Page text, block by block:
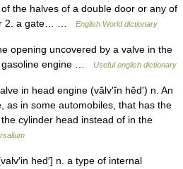
the halves of a double door or any of
2. a gate… …
English World dictionary
opening uncovered by a valve in the
gasoline engine …
Useful english dictionary
in head engine (vălvʹĭn hĕdʹ) n. An
as in some automobiles, that has the
cylinder head instead of in the
hed′] n. a type of internal